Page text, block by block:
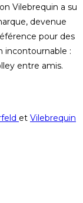
Vilebrequin a su
devenue
pour des
incontournable :
entre amis.
et Vilebrequin